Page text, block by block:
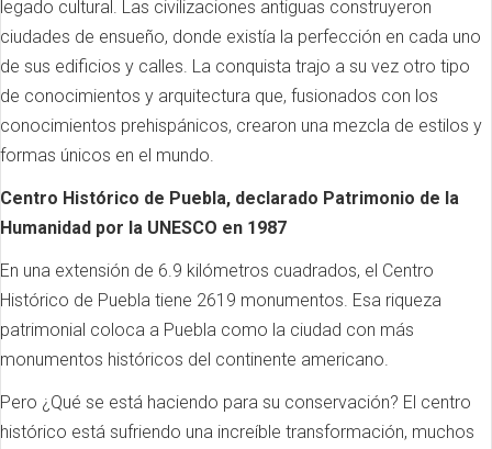
legado cultural. Las civilizaciones antiguas construyeron
ciudades de ensueño, donde existía la perfección en cada uno
de sus edificios y calles. La conquista trajo a su vez otro tipo
de conocimientos y arquitectura que, fusionados con los
conocimientos prehispánicos, crearon una mezcla de estilos y
formas únicos en el mundo.
Centro Histórico de Puebla, declarado Patrimonio de la
Humanidad por la UNESCO en 1987
En una extensión de 6.9 kilómetros cuadrados, el Centro
Histórico de Puebla tiene 2619 monumentos. Esa riqueza
patrimonial coloca a Puebla como la ciudad con más
monumentos históricos del continente americano.
Pero ¿Qué se está haciendo para su conservación? El centro
histórico está sufriendo una increíble transformación, muchos